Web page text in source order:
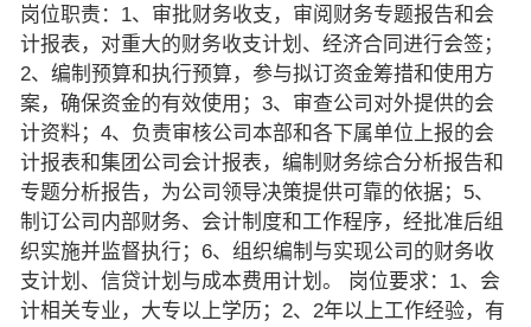
岗位职责：1、审批财务收支，审阅财务专题报告和会
计报表，对重大的财务收支计划、经济合同进行会签；
2、编制预算和执行预算，参与拟订资金筹措和使用方
案，确保资金的有效使用；3、审查公司对外提供的会
计资料；4、负责审核公司本部和各下属单位上报的会
计报表和集团公司会计报表，编制财务综合分析报告和
专题分析报告，为公司领导决策提供可靠的依据；5、
制订公司内部财务、会计制度和工作程序，经批准后组
织实施并监督执行；6、组织编制与实现公司的财务收
支计划、信贷计划与成本费用计划。 岗位要求：1、会
计相关专业，大专以上学历；2、2年以上工作经验，有